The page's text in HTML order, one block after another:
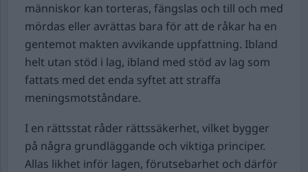
människor kan torteras, fängslas och till och med
mördas eller avrättas bara för att de råkar ha en
gentemot makten avvikande uppfattning. Ibland
helt utan stöd i lag, ibland med stöd av lag som
fattats med det enda syftet att straffa
meningsmotståndare.
I en rättsstat råder rättssäkerhet, vilket bygger
på några grundläggande och viktiga principer.
Allas likhet inför lagen, förutsebarhet och därför